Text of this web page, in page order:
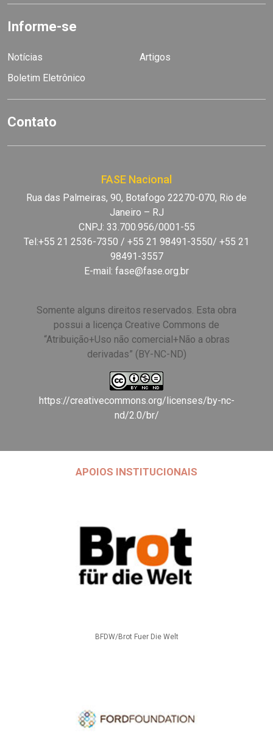
Informe-se
Notícias
Artigos
Boletim Eletrônico
Contato
FASE Nacional
Rua das Palmeiras, 90, Botafogo 22270-070, Rio de
Janeiro – RJ
CNPJ: 33.700.956/0001-55
Tel:+55 21 2536-7350 / +55 21 98491-3550/ +55 21
98491-3557
E-mail: fase@fase.org.br
Somente alguns direitos reservados. Esta obra
possui a licença Creative Commons de
“Atribuição+Uso não comercial+Não a obras
derivadas” (BY-NC-ND)
https://creativecommons.org/licenses/by-nc-
nd/2.0/br/
APOIOS INSTITUCIONAIS
BFDW/Brot Fuer Die Welt